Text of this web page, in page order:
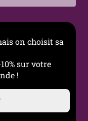
look
avec
immersion
l’eau
on choisit sa
sur votre
!